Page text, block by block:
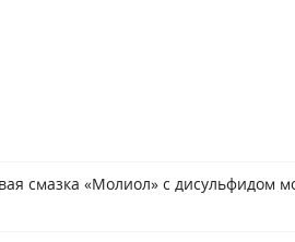
смазка «Молиол» с дисульфидом